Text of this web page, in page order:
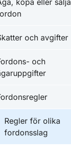
köpa eller sälja
och avgifter
och
Regler för olika
fordonsslag